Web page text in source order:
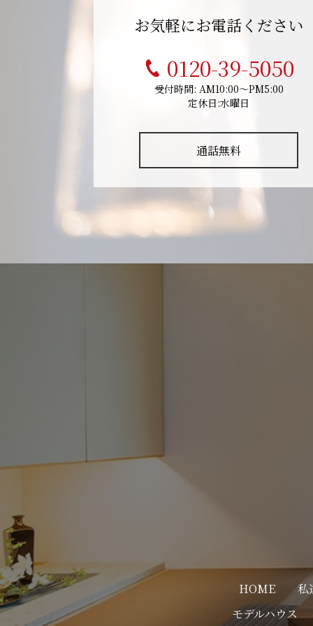
お気軽にお電話ください
0120-39-5050
受付時間: AM10:00～PM5:00
定休日:水曜日
通話無料
HOME
私
モデルハウス